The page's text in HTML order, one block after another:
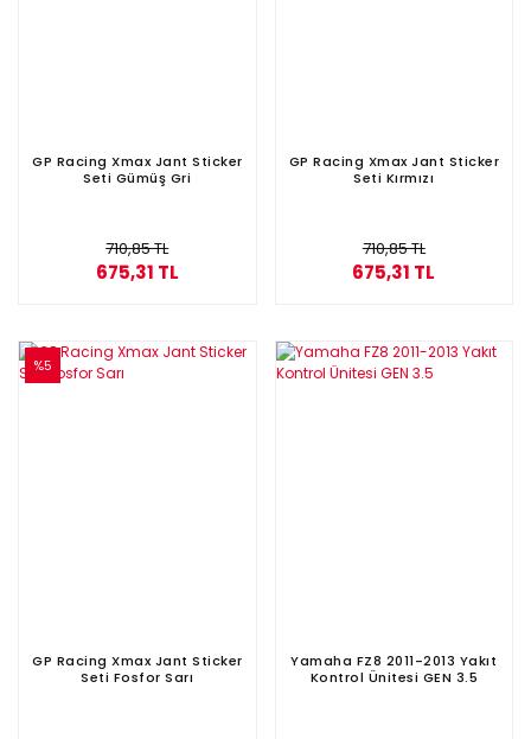
GP Racing Xmax Jant Sticker
Seti Gümüş Gri
710,85 TL
675,31 TL
GP Racing Xmax Jant Sticker
Seti Kırmızı
710,85 TL
675,31 TL
%5
GP Racing Xmax Jant Sticker
Seti Fosfor Sarı
Yamaha FZ8 2011-2013 Yakıt
Kontrol Ünitesi GEN 3.5